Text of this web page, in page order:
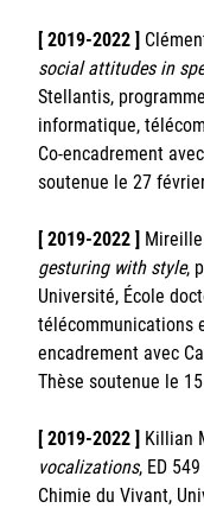
[ 2019-2022 ]
social attitudes in
Stellantis,
informatique,
Co-encadrement
soutenue le 27
[ 2019-2022 ]
gesturing with style,
Université, École
télécommunications
encadrement avec
Thèse soutenue le
[ 2019-2022 ] Killian
vocalizations, ED
Chimie du Vivant,